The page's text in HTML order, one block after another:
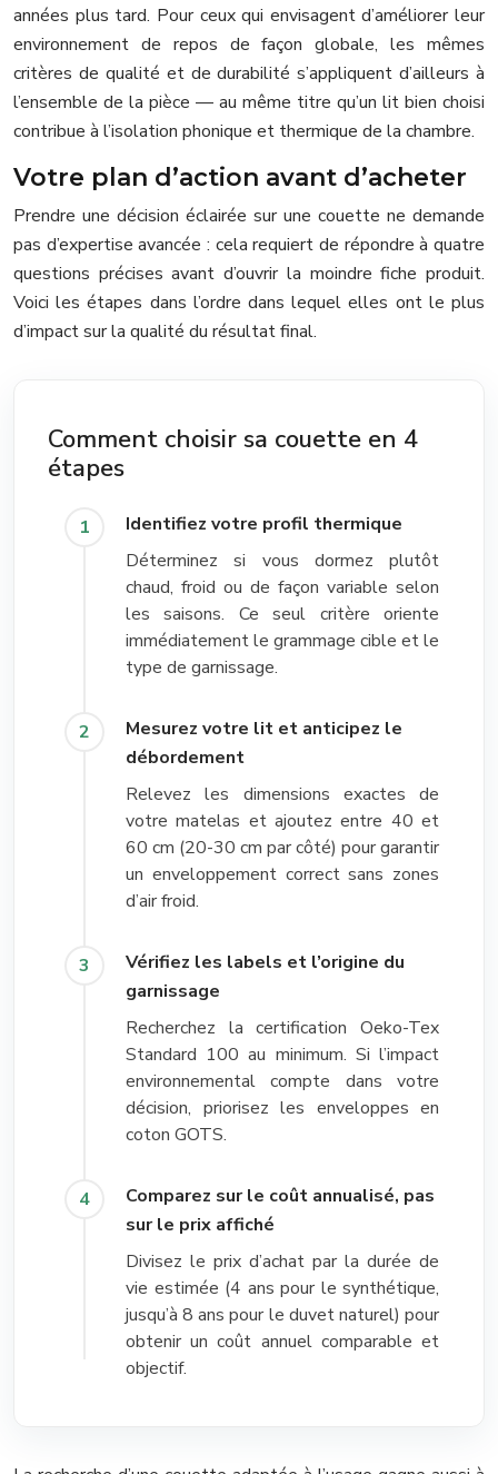
années plus tard. Pour ceux qui envisagent d’améliorer leur
environnement de repos de façon globale, les mêmes
critères de qualité et de durabilité s’appliquent d’ailleurs à
l’ensemble de la pièce — au même titre qu’un lit bien choisi
contribue à l’isolation phonique et thermique de la chambre.
Votre plan d’action avant d’acheter
Prendre une décision éclairée sur une couette ne demande
pas d’expertise avancée : cela requiert de répondre à quatre
questions précises avant d’ouvrir la moindre fiche produit.
Voici les étapes dans l’ordre dans lequel elles ont le plus
d’impact sur la qualité du résultat final.
Comment choisir sa couette en 4
étapes
Identifiez votre profil thermique
Déterminez si vous dormez plutôt
chaud, froid ou de façon variable selon
les saisons. Ce seul critère oriente
immédiatement le grammage cible et le
type de garnissage.
Mesurez votre lit et anticipez le
débordement
Relevez les dimensions exactes de
votre matelas et ajoutez entre 40 et
60 cm (20-30 cm par côté) pour garantir
un enveloppement correct sans zones
d’air froid.
Vérifiez les labels et l’origine du
garnissage
Recherchez la certification Oeko-Tex
Standard 100 au minimum. Si l’impact
environnemental compte dans votre
décision, priorisez les enveloppes en
coton GOTS.
Comparez sur le coût annualisé, pas
sur le prix affiché
Divisez le prix d’achat par la durée de
vie estimée (4 ans pour le synthétique,
jusqu’à 8 ans pour le duvet naturel) pour
obtenir un coût annuel comparable et
objectif.